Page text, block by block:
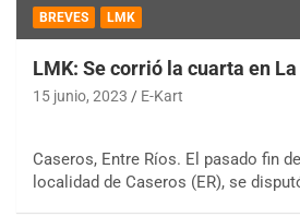
BREVES LMK
LMK: Se corrió la cuarta en
15 junio, 2023 E-Kart
Caseros, Entre Ríos. El pasado fin
localidad de Caseros (ER), se